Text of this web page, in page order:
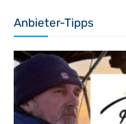
Anbieter-Tipps